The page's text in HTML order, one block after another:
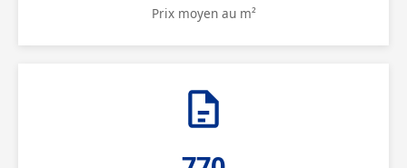
Prix moyen au m²